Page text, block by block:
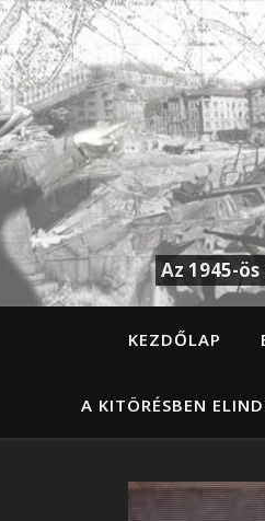
Az 1945-
KEZDŐLAP
A KITÖRÉSBEN